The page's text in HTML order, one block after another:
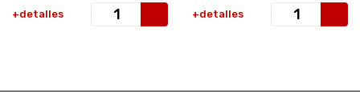
+detalles +detalles